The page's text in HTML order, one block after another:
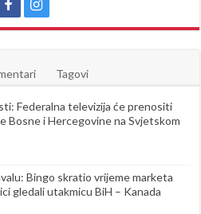
Tagovi
Federalna televizija će prenositi
Bosne i Hercegovine na Svjetskom
Bingo skratio vrijeme marketa
gledali utakmicu BiH – Kanada